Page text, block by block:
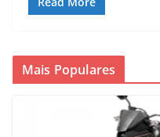
Mais Populares